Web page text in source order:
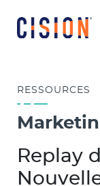
RESSOURCES
Replay